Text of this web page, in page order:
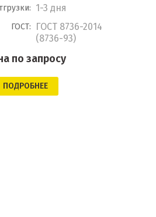
1-3 дня
ГОСТ:
ГОСТ 8736-2014
(8736-93)
по запросу
ПОДРОБНЕЕ